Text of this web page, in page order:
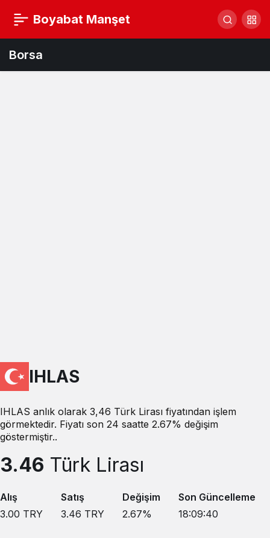
Boyabat Manşet
Borsa
IHLAS
IHLAS anlık olarak 3,46 Türk Lirası fiyatından işlem
görmektedir. Fiyatı son 24 saatte 2.67% değişim
göstermiştir..
3.46 Türk Lirası
Alış
3.00 TRY
Satış
3.46 TRY
Değişim
2.67%
Son Güncelleme
18:09:40